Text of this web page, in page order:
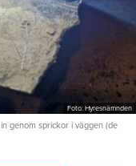
Foto: Hyresnämnden
genom sprickor i väggen (de